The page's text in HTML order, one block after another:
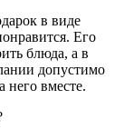
в виде
Его
блюда, а в
допустимо
него вместе.